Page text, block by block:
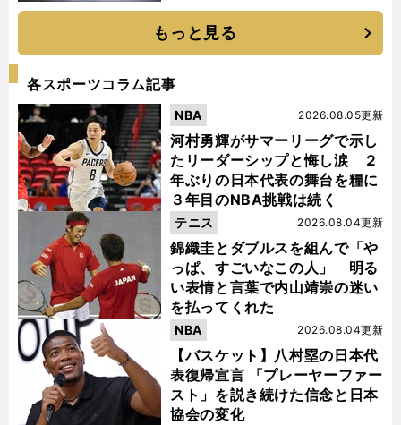
もっと見る
各スポーツコラム記事
河村勇輝がサマーリーグで示し
たリーダーシップと悔し涙 ２
年ぶりの日本代表の舞台を糧に
３年目のNBA挑戦は続く
2026.08.05更新
NBA
錦織圭とダブルスを組んで「や
っぱ、すごいなこの人」 明る
い表情と言葉で内山靖崇の迷い
を払ってくれた
2026.08.04更新
テニス
【バスケット】八村塁の日本代
表復帰宣言 「プレーヤーファー
スト」を説き続けた信念と日本
協会の変化
2026.08.04更新
NBA